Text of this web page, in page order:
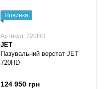
Новинка
Артикул: 720HD
JET
Пазувальний верстат JET
720HD
124 950 грн